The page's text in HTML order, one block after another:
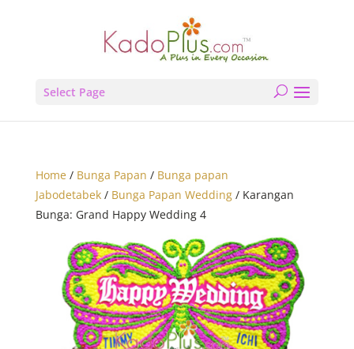
Select Page
Home/ Bunga Papan / Bunga papan
Jabodetabek/ Bunga Papan Wedding/ Karangan
Bunga: Grand Happy Wedding 4